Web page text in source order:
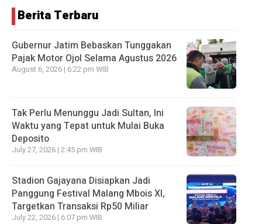
Berita Terbaru
Gubernur Jatim Bebaskan Tunggakan
Pajak Motor Ojol Selama Agustus 2026
August 6, 2026 | 6:22 pm WIB
Tak Perlu Menunggu Jadi Sultan, Ini
Waktu yang Tepat untuk Mulai Buka
Deposito
July 27, 2026 | 2:45 pm WIB
Stadion Gajayana Disiapkan Jadi
Panggung Festival Malang Mbois XI,
Targetkan Transaksi Rp50 Miliar
July 22, 2026 | 6:07 pm WIB